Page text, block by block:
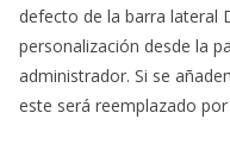
defecto de la barra lateral
personalización desde la
administrador. Si se
este será reemplazado